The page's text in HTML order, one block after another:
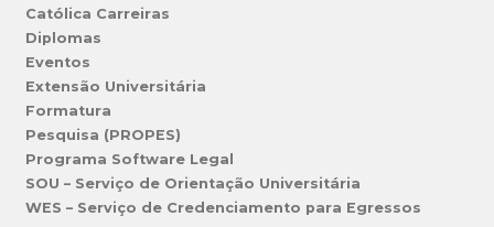
Católica Carreiras
Diplomas
Eventos
Extensão Universitária
Formatura
Pesquisa (PROPES)
Programa Software Legal
SOU – Serviço de Orientação Universitária
WES – Serviço de Credenciamento para Egressos